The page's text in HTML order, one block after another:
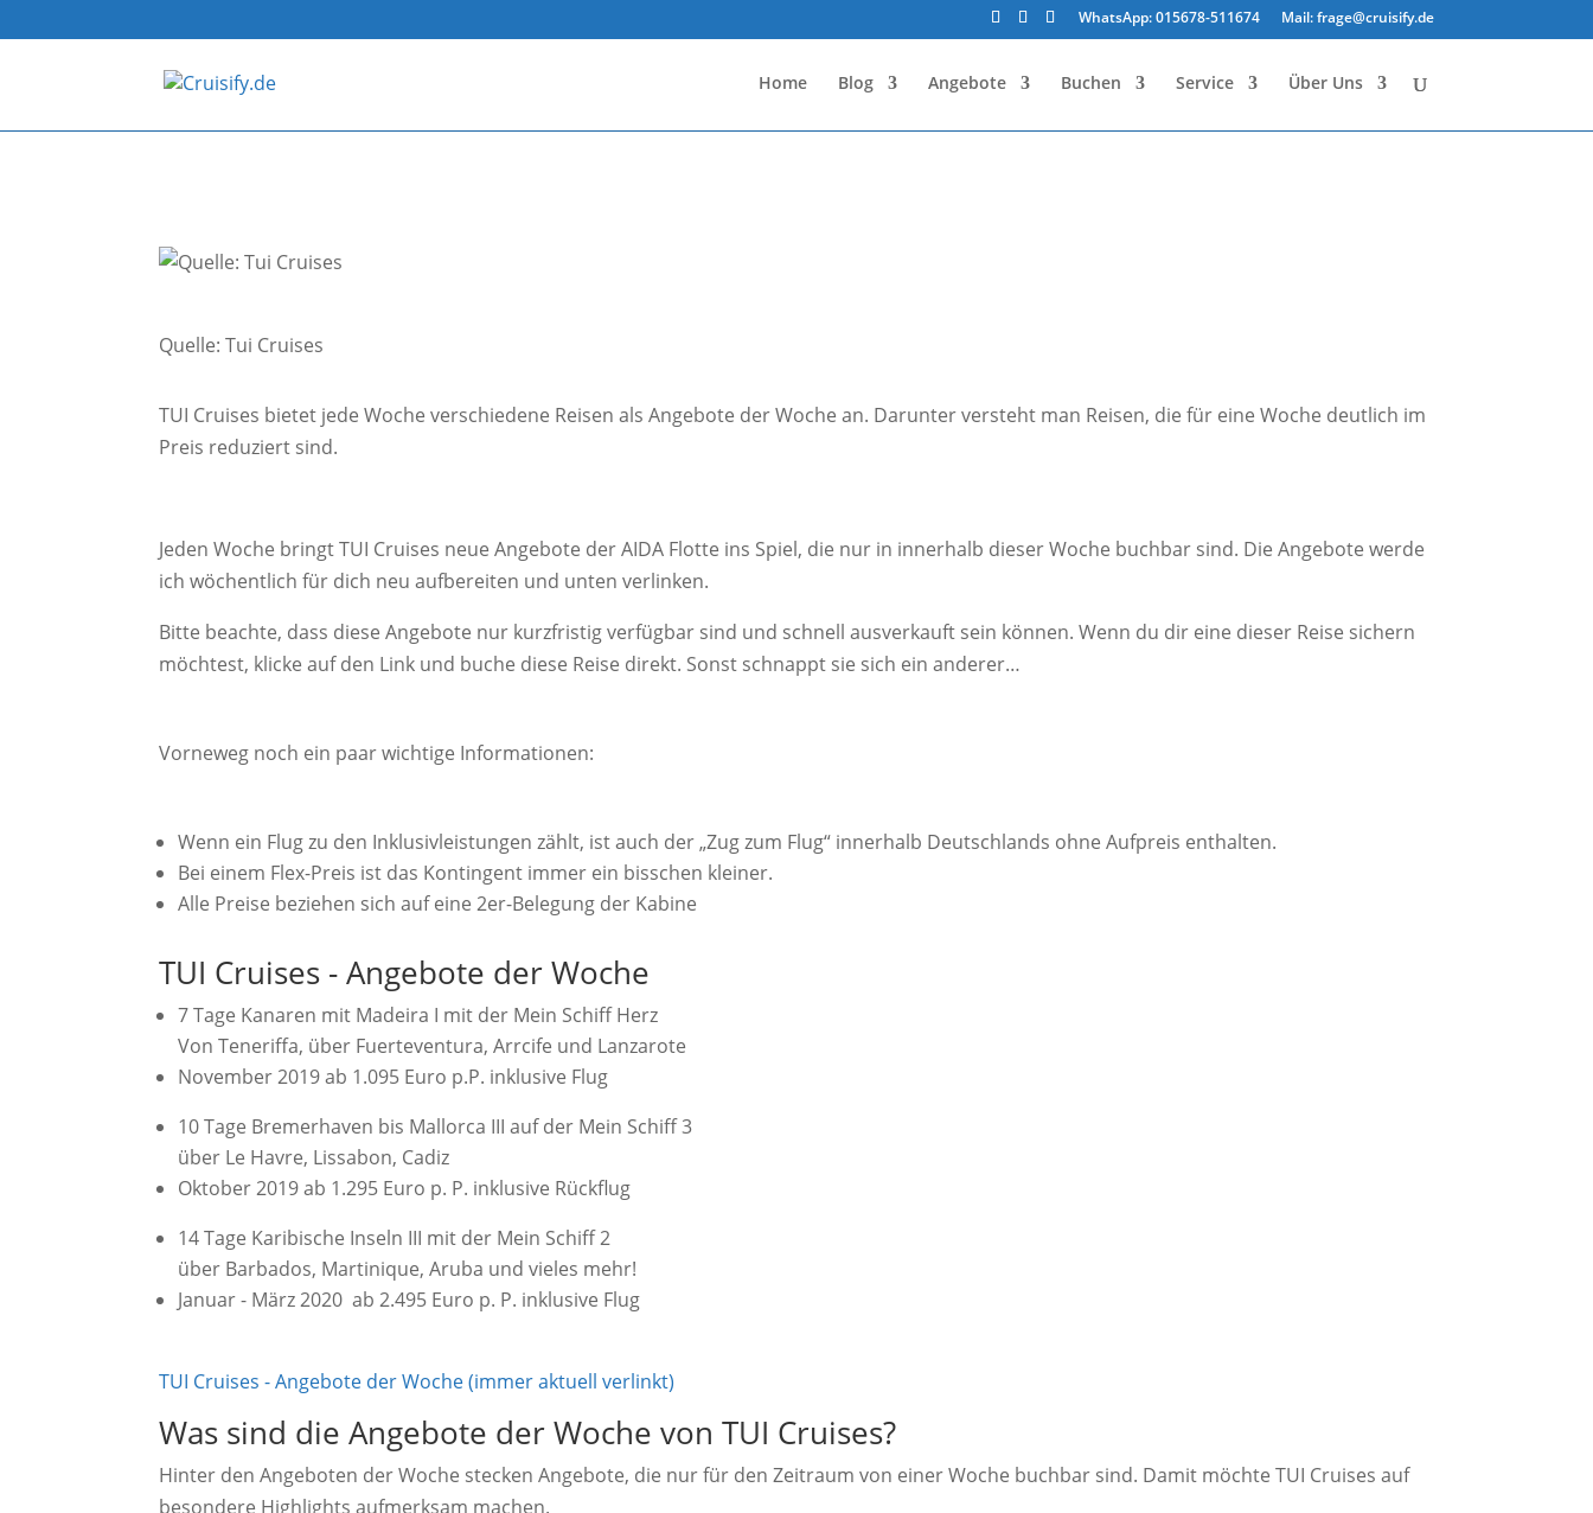
WhatsApp: 015678-511674 Mail: frage@cruisify.de
Home Blog Angebote Buchen Service Über Uns
Quelle: Tui Cruises
TUI Cruises bietet jede Woche verschiedene Reisen als Angebote der Woche an. Darunter versteht man Reisen, die für eine Woche deutlich im
Preis reduziert sind.
Jeden Woche bringt TUI Cruises neue Angebote der AIDA Flotte ins Spiel, die nur in innerhalb dieser Woche buchbar sind. Die Angebote werde
ich wöchentlich für dich neu aufbereiten und unten verlinken.
Bitte beachte, dass diese Angebote nur kurzfristig verfügbar sind und schnell ausverkauft sein können. Wenn du dir eine dieser Reise sichern
möchtest, klicke auf den Link und buche diese Reise direkt. Sonst schnappt sie sich ein anderer…
Vorneweg noch ein paar wichtige Informationen:
Wenn ein Flug zu den Inklusivleistungen zählt, ist auch der „Zug zum Flug“ innerhalb Deutschlands ohne Aufpreis enthalten.
Bei einem Flex-Preis ist das Kontingent immer ein bisschen kleiner.
Alle Preise beziehen sich auf eine 2er-Belegung der Kabine
TUI Cruises - Angebote der Woche
7 Tage Kanaren mit Madeira I mit der Mein Schiff Herz
Von Teneriffa, über Fuerteventura, Arrcife und Lanzarote
November 2019 ab 1.095 Euro p.P. inklusive Flug
10 Tage Bremerhaven bis Mallorca III auf der Mein Schiff 3
über Le Havre, Lissabon, Cadiz
Oktober 2019 ab 1.295 Euro p. P. inklusive Rückflug
14 Tage Karibische Inseln III mit der Mein Schiff 2
über Barbados, Martinique, Aruba und vieles mehr!
Januar - März 2020 ab 2.495 Euro p. P. inklusive Flug
TUI Cruises - Angebote der Woche (immer aktuell verlinkt)
Was sind die Angebote der Woche von TUI Cruises?
Hinter den Angeboten der Woche stecken Angebote, die nur für den Zeitraum von einer Woche buchbar sind. Damit möchte TUI Cruises auf
besondere Highlights aufmerksam machen.